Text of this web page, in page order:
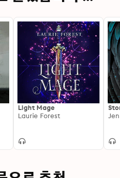
Light Mage
Laurie Forest